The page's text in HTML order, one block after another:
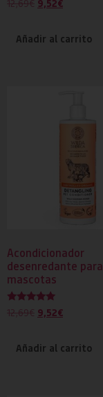
con
12,69€ 9,52€
Añadir al carrito
Acondicionador
desenredante para
mascotas
Valorado
con
12,69€ 9,52€
Añadir al carrito